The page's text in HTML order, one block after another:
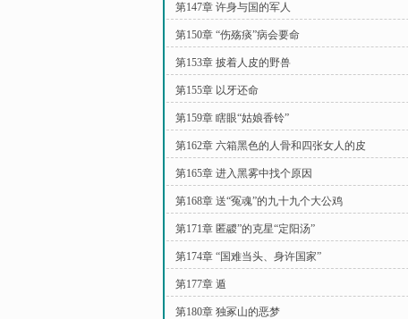
第147章 许身与国的军人
第150章 “伤殇痰”病会要命
第153章 披着人皮的野兽
第155章 以牙还命
第159章 瞎眼“姑娘香铃”
第162章 六箱黑色的人骨和四张女人的皮
第165章 进入黑雾中找个原因
第168章 送“冤魂”的九十九个大公鸡
第171章 匿鬷”的克星“定阳汤”
第174章 “国难当头、身许国家”
第177章 遁
第180章 独冢山的恶梦